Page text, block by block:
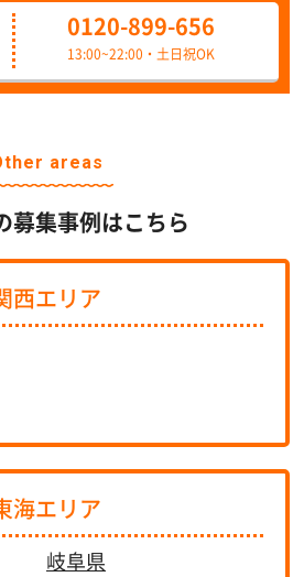
0120-899-656
13:00~22:00・土日祝OK
areas
募集事例はこちら
西エリア
海エリア
岐阜県